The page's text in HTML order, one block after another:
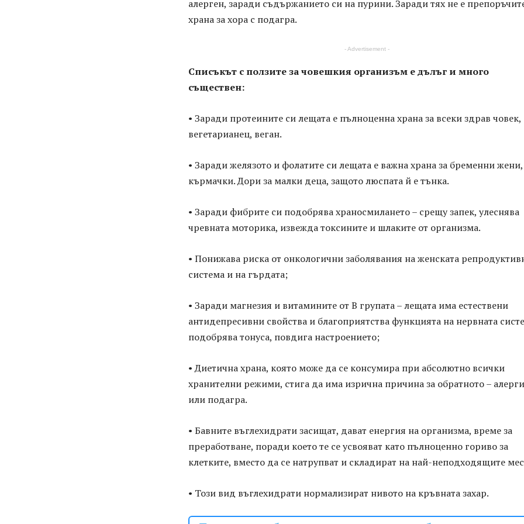
алерген, заради съдържанието си на пурини. Заради тях не е
храна за хора с подагра.
- Advertisement -
Списъкът с ползите за човешкия организъм е дълъг и много
съществен:
• Заради протеините си лещата е пълноценна храна за всеки здрав човек,
вегетарианец, веган.
• Заради желязото и фолатите си лещата е важна храна за бременни жени,
кърмачки. Дори за малки деца, защото люспата й е тънка.
• Заради фибрите си подобрява храносмилането – срещу запек, улеснява
чревната моторика, извежда токсините и шлаките от организма.
• Понижава риска от онкологични заболявания на женската
система и на гърдата;
• Заради магнезия и витамините от В групата – лещата има естествени
антидепресивни свойства и благоприятства функцията на нервната
подобрява тонуса, повдига настроението;
• Диетична храна, която може да се консумира при абсолютно всички
хранителни режими, стига да има изрична причина за обратното –
или подагра.
• Бавните въглехидрати засищат, дават енергия на организма, време за
преработване, поради което те се усвояват като пълноценно гориво за
клетките, вместо да се натрупват и складират на най-неподходящите
• Този вид въглехидрати нормализират нивото на кръвната захар.